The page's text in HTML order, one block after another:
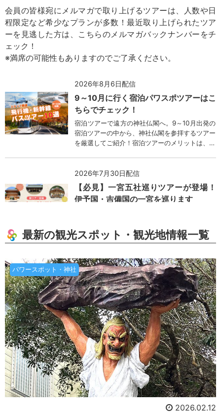
会員の皆様宛にメルマガで取り上げるツアーは、人数や日
程限定など希少なプランが多数！最近取り上げられたツア
ーを見逃した方は、こちらのメルマガバックナンバーをチ
ェック！
※満席の可能性もありますのでご了承ください。
2026年8月6日配信
9～10月に行く宿泊パワスポツアーはこ
ちらでチェック！
宿泊ツアーで遠方の神社仏閣へ。9～10月出発の
宿泊ツアーの中から、神社仏閣を参拝するツアー
を厳選してご紹介！宿泊ツアーのメリットは、日
行き尽くしたという方は、宿泊ツアーで遠方まで
足を伸ばしてみてはいかがでしょうか。
2026年7月30日配信
【必見】一宮五社巡りツアーが登場！
伊予国・吉備国の一宮を巡ります
を巡る 伊予国・吉備国一宮巡りの旅。なんと、
下記の一宮を5社も巡ることができます。1回の
の旅】史上最多！とても充実したパワースポット
ツアーです。
2026年7月26日配信
[年1回] 吉田の火祭り 限定御朱印も
夏といえば、お祭りが多い季節ですよね。「日本
三大奇祭」をご存じですか？明確な定義は無く、
どの祭りが含まれるかは諸説あるのですが、よく
名前が挙がるのが、山梨県富士吉田市「吉田の火
祭り」。吉田の火祭りは、北口本宮冨士浅間神社
で行われる年1回限定の貴重なお祭りです。日本
神話に基づいた伝統のお祭りで、北口本宮冨士浅
間神社と境内の諏訪神社の神様にたいまつを捧げ
る神事です。
2026年7月23日配信
[人気] 瀬戸内海を自転車で渡ろう！
瀬戸内海を、自分の足で渡ってみませんか？電動
アシスト自転車で行くしまなみ海道完全走破と絶
景の旅 なら、そんな夢のようなことが叶いま
す！瀬戸内海の島々を結ぶ総距離70kmを2日間
かけて絶景を楽しみながら渡ります。 体力に自
最新の観光スポット・観光地情報一覧
パワースポット・神社
2026.02.12